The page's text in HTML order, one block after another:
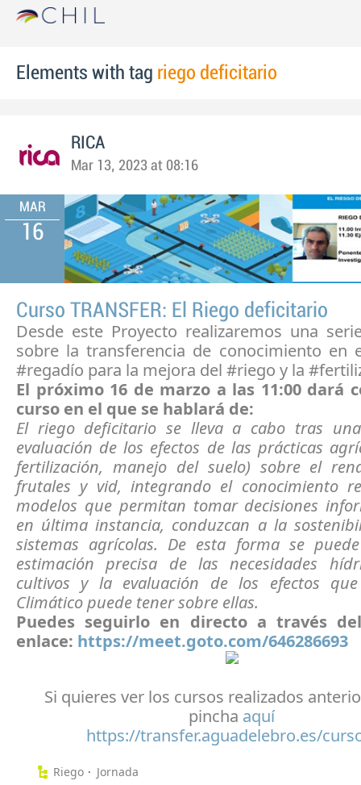
Elements with tag riego deficitario
RICA
Mar 13, 2023 at 08:16
MAR
16
Curso TRANSFER: El Riego deficitario
Desde este Proyecto realizaremos una
sobre la transferencia de conocimiento en
#regadío para la mejora del #riego y la
El próximo 16 de marzo a las 11:00 dará
curso en el que se hablará de:
El riego deficitario se lleva a cabo tras
evaluación de los efectos de las prácticas
fertilización, manejo del suelo) sobre el
frutales y vid, integrando el conocimiento
modelos que permitan tomar decisiones
en última instancia, conduzcan a la
sistemas agrícolas. De esta forma se
estimación precisa de las necesidades
cultivos y la evaluación de los efectos
Climático puede tener sobre ellas.
Puedes seguirlo en directo a través
enlace: https://meet.goto.com/646286693
Si quieres ver los cursos realizados
pincha aquí
https://transfer.aguadelebro.es/
Riego
Jornada